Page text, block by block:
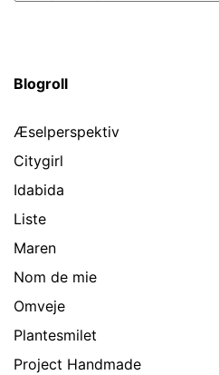
Blogroll
Æselperspektiv
Citygirl
Idabida
Liste
Maren
Nom de mie
Omveje
Plantesmilet
Project Handmade